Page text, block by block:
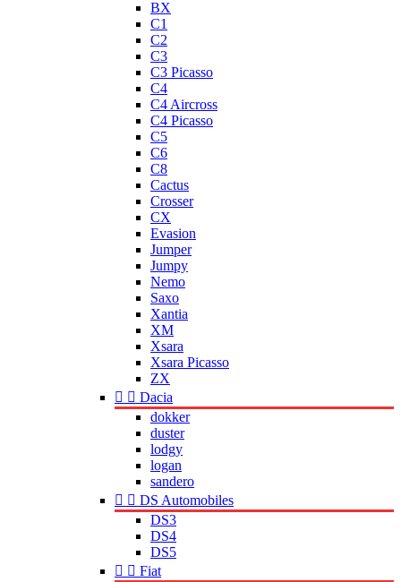
BX
C1
C2
C3
C3 Picasso
C4
C4 Aircross
C4 Picasso
C5
C6
C8
Cactus
Crosser
CX
Evasion
Jumper
Jumpy
Nemo
Saxo
Xantia
XM
Xsara
Xsara Picasso
ZX
  Dacia
dokker
duster
lodgy
logan
sandero
  DS Automobiles
DS3
DS4
DS5
  Fiat